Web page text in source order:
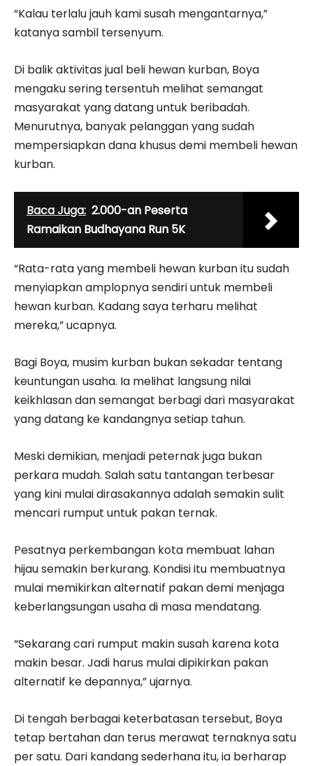
“Kalau terlalu jauh kami susah mengantarnya,”
katanya sambil tersenyum.
Di balik aktivitas jual beli hewan kurban, Boya
mengaku sering tersentuh melihat semangat
masyarakat yang datang untuk beribadah.
Menurutnya, banyak pelanggan yang sudah
mempersiapkan dana khusus demi membeli hewan
kurban.
Baca Juga: 2.000-an Peserta
Ramaikan Budhayana Run 5K
“Rata-rata yang membeli hewan kurban itu sudah
menyiapkan amplopnya sendiri untuk membeli
hewan kurban. Kadang saya terharu melihat
mereka,” ucapnya.
Bagi Boya, musim kurban bukan sekadar tentang
keuntungan usaha. Ia melihat langsung nilai
keikhlasan dan semangat berbagi dari masyarakat
yang datang ke kandangnya setiap tahun.
Meski demikian, menjadi peternak juga bukan
perkara mudah. Salah satu tantangan terbesar
yang kini mulai dirasakannya adalah semakin sulit
mencari rumput untuk pakan ternak.
Pesatnya perkembangan kota membuat lahan
hijau semakin berkurang. Kondisi itu membuatnya
mulai memikirkan alternatif pakan demi menjaga
keberlangsungan usaha di masa mendatang.
“Sekarang cari rumput makin susah karena kota
makin besar. Jadi harus mulai dipikirkan pakan
alternatif ke depannya,” ujarnya.
Di tengah berbagai keterbatasan tersebut, Boya
tetap bertahan dan terus merawat ternaknya satu
per satu. Dari kandang sederhana itu, ia berharap